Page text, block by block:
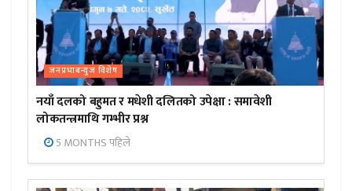
जनप्रभाबन्युज विशेष
नयाँ दलको बहुमत र मधेशी दलितको उपेक्षा : समावेशी
लोकतन्त्रमाथि गम्भीर प्रश्न
5 MONTHS पहिले